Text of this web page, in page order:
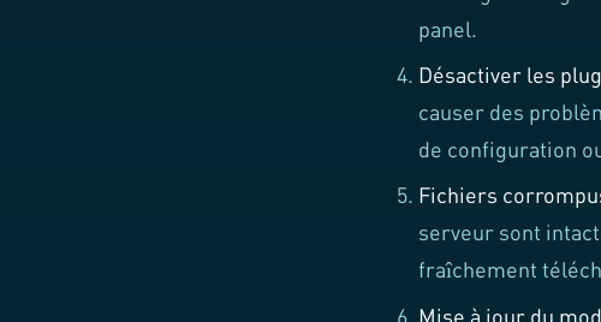
panel.
Désactiver les
causer des
de configuration
Fichiers
serveur sont
fraîchement
Mise à jour du